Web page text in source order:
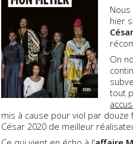
hier
On
tout
mis à cause pour viol par
César 2020 de meilleur